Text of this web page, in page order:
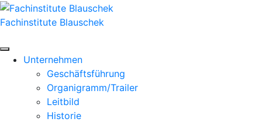
Zum
Inhalt
Fachinstitute Blauschek
Unternehmen
Geschäftsführung
Organigramm/Trailer
Leitbild
Historie